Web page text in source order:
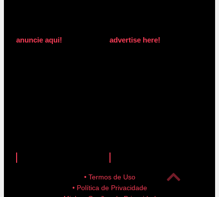
anuncie aqui! advertise here!
• Termos de Uso
• Política de Privacidade